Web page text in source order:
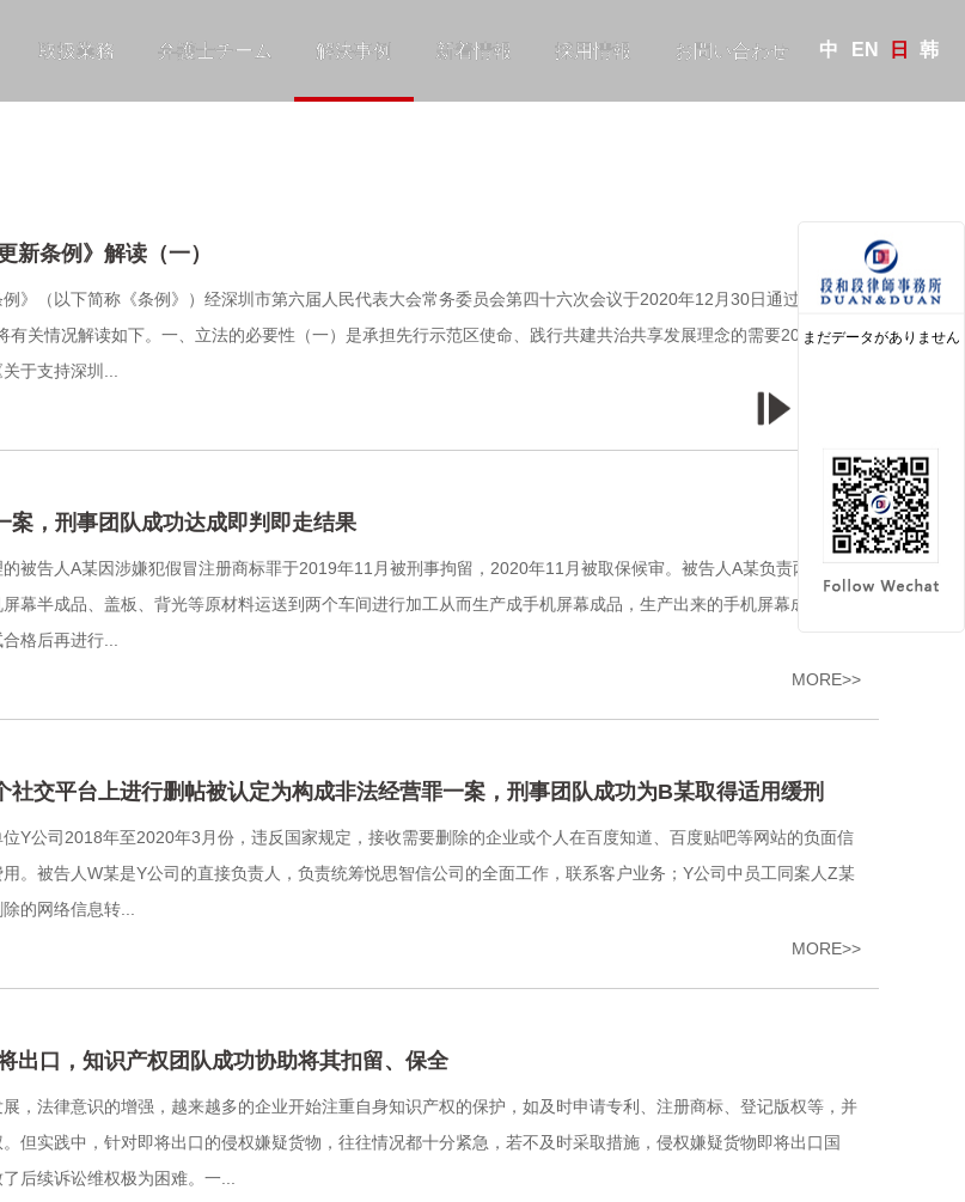
取扱業務 弁護士チーム 解決事例 新着情報 採用情報 お問い合わせ EN
中 日 韩
新条例》解读（一）
例》（以下简称《条例》）经深圳市第六届人民代表大会常务委员会第四十六次会议于2020年12月30日通过，自
有关情况解读如下。一、立法的必要性（一）是承担先行示范区使命、践行共建共治共享发展理念的需要2019年8
于支持深圳...
案，刑事团队成功达成即判即走结果
被告人A某因涉嫌犯假冒注册商标罪于2019年11月被刑事拘留，2020年11月被取保候审。被告人A某负责两个车间
幕半成品、盖板、背光等原材料运送到两个车间进行加工从而生产成手机屏幕成品，生产出来的手机屏幕成品送往
格后再进行...
MORE>>
社交平台上进行删帖被认定为构成非法经营罪一案，刑事团队成功为B某取得适用缓刑
Y公司2018年至2020年3月份，违反国家规定，接收需要删除的企业或个人在百度知道、百度贴吧等网站的负面信
。被告人W某是Y公司的直接负责人，负责统筹悦思智信公司的全面工作，联系客户业务；Y公司中员工同案人Z某
的网络信息转...
MORE>>
出口，知识产权团队成功协助将其扣留、保全
，法律意识的增强，越来越多的企业开始注重自身知识产权的保护，如及时申请专利、注册商标、登记版权等，并
但实践中，针对即将出口的侵权嫌疑货物，往往情况都十分紧急，若不及时采取措施，侵权嫌疑货物即将出口国
后续诉讼维权极为困难。一...
まだデータがありません